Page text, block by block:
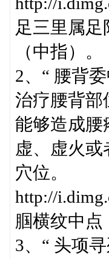
足三里属
（中指）。
2、“ 腰背
治疗腰背部
能够造成腰
虚、虚火
穴位。
http://
腘横纹中
3、“ 头项